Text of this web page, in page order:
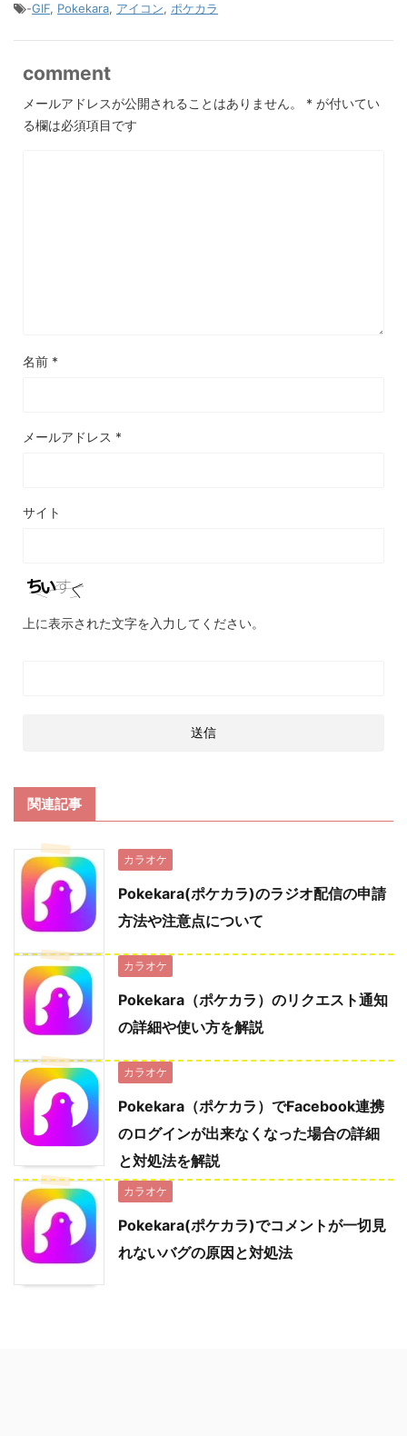
-GIF, Pokekara, アイコン, ポケカラ
comment
メールアドレスが公開されることはありません。 * が付いてい
る欄は必須項目です
名前 *
メールアドレス *
サイト
上に表示された文字を入力してください。
関連記事
カラオケ
Pokekara(ポケカラ)のラジオ配信の申請
方法や注意点について
カラオケ
Pokekara（ポケカラ）のリクエスト通知
の詳細や使い方を解説
カラオケ
Pokekara（ポケカラ）でFacebook連携
のログインが出来なくなった場合の詳細
と対処法を解説
カラオケ
Pokekara(ポケカラ)でコメントが一切見
れないバグの原因と対処法